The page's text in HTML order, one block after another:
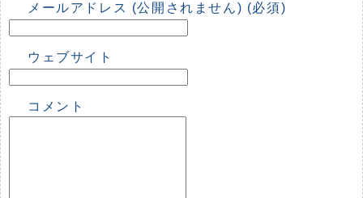
メールアドレス (公開されません) (必須)
ウェブサイト
コメント